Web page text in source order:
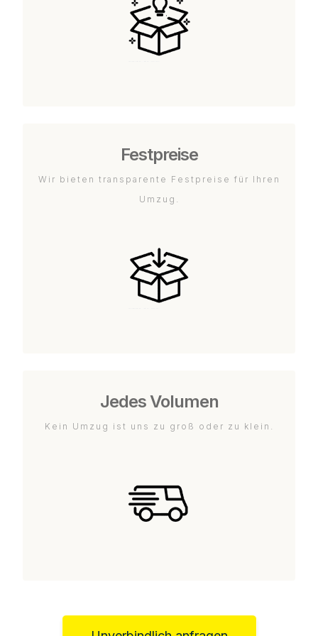
Festpreise
Wir bieten transparente Festpreise für Ihren
Umzug.
Jedes Volumen
Kein Umzug ist uns zu groß oder zu klein.